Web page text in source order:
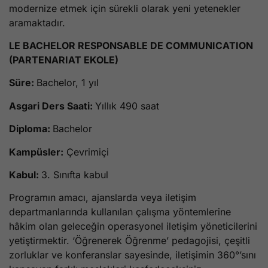
modernize etmek için sürekli olarak yeni yetenekler
aramaktadır.
LE BACHELOR RESPONSABLE DE COMMUNICATION
(PARTENARIAT EKOLE)
Süre: Bachelor, 1 yıl
Asgari Ders Saati: Yıllık 490 saat
Diploma: Bachelor
Kampüsler: Çevrimiçi
Kabul: 3. Sınıfta kabul
Programın amacı, ajanslarda veya iletişim
departmanlarında kullanılan çalışma yöntemlerine
hâkim olan geleceğin operasyonel iletişim yöneticilerini
yetiştirmektir. ‘Öğrenerek Öğrenme’ pedagojisi, çeşitli
zorluklar ve konferanslar sayesinde, iletişimin 360°’sını